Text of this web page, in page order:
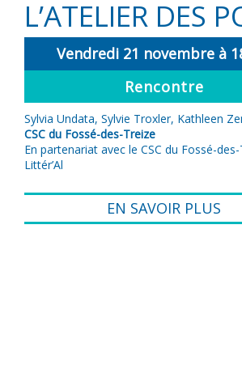
L’ATELIER DES
Vendredi 21 novembre à
Rencontre
Sylvia Undata, Sylvie Troxler, Kathleen
CSC du Fossé-des-Treize
En partenariat avec le CSC du Fossé-
Littér’Al
EN SAVOIR PLUS